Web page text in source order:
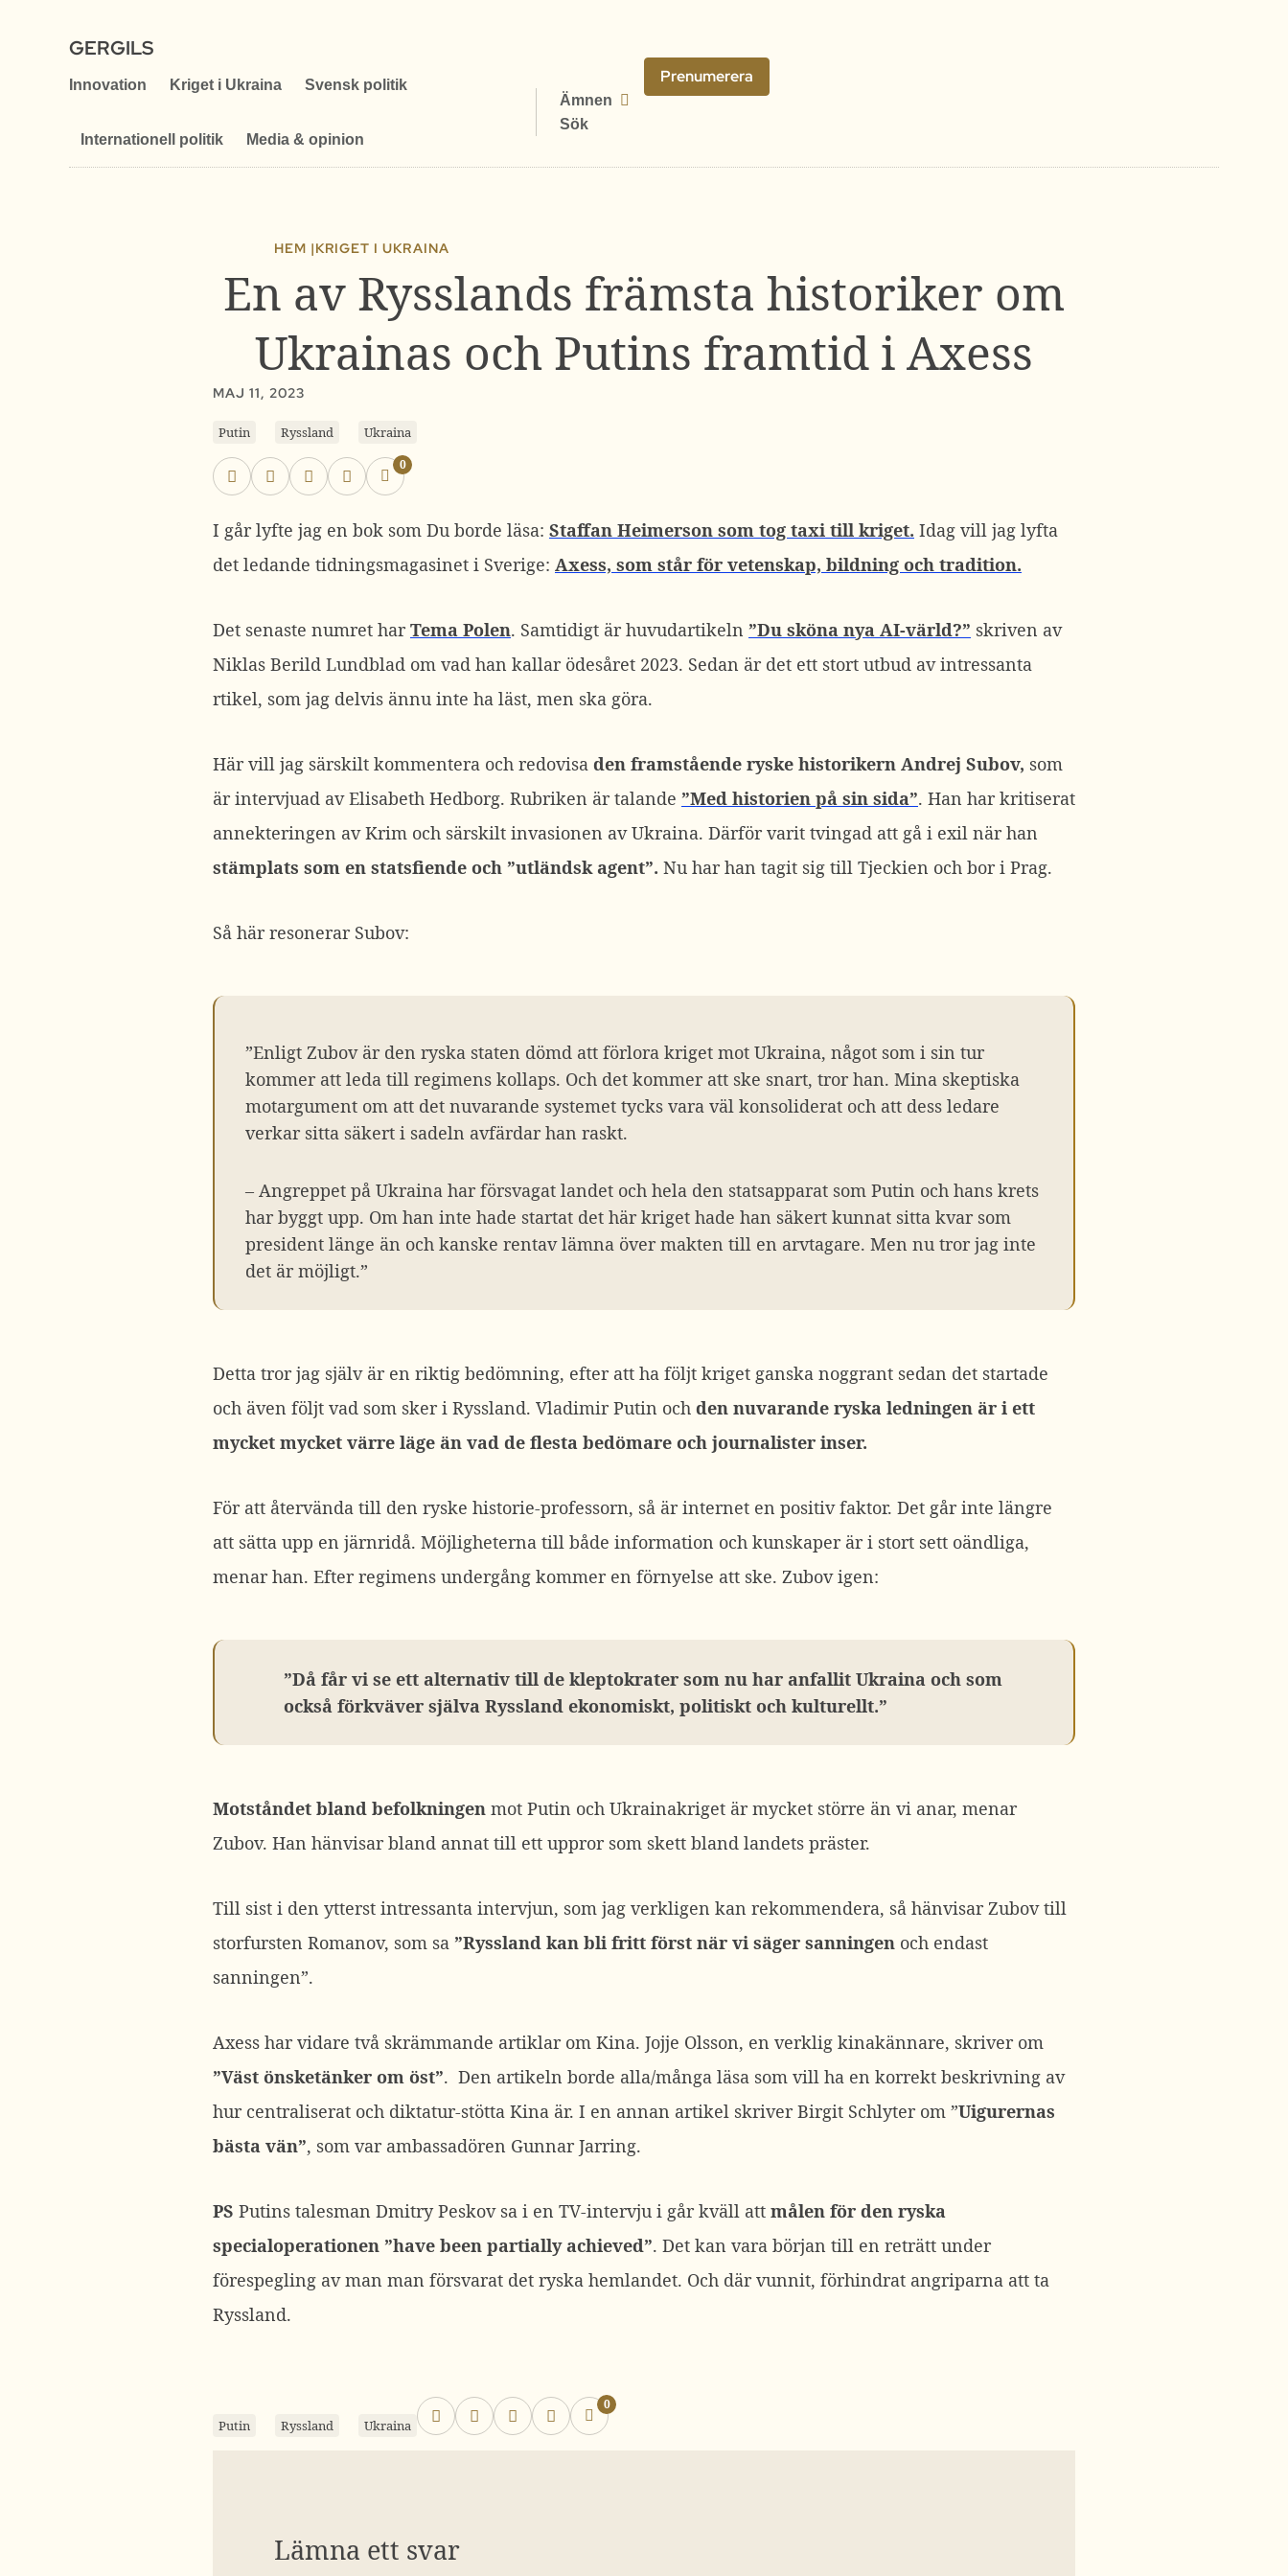
GERGILS
Innovation Kriget i Ukraina Svensk politik
Internationell politik Media & opinion
Ämnen
Sök
Prenumerera
HEM |KRIGET I UKRAINA
En av Rysslands främsta historiker om
Ukrainas och Putins framtid i Axess
MAJ 11, 2023
Putin Ryssland Ukraina
0
I går lyfte jag en bok som Du borde läsa: Staffan Heimerson som tog taxi till kriget. Idag vill jag lyfta
det ledande tidningsmagasinet i Sverige: Axess, som står för vetenskap, bildning och tradition.
Det senaste numret har Tema Polen. Samtidigt är huvudartikeln ”Du sköna nya AI-värld?” skriven av
Niklas Berild Lundblad om vad han kallar ödesåret 2023. Sedan är det ett stort utbud av intressanta
rtikel, som jag delvis ännu inte ha läst, men ska göra.
Här vill jag särskilt kommentera och redovisa den framstående ryske historikern Andrej Subov, som
är intervjuad av Elisabeth Hedborg. Rubriken är talande ”Med historien på sin sida”. Han har kritiserat
annekteringen av Krim och särskilt invasionen av Ukraina. Därför varit tvingad att gå i exil när han
stämplats som en statsfiende och ”utländsk agent”. Nu har han tagit sig till Tjeckien och bor i Prag.
Så här resonerar Subov:
”Enligt Zubov är den ryska staten dömd att förlora kriget mot Ukraina, något som i sin tur
kommer att leda till regimens kollaps. Och det kommer att ske snart, tror han. Mina skeptiska
motargument om att det nuvarande systemet tycks vara väl konsoliderat och att dess ledare
verkar sitta säkert i sadeln avfärdar han raskt.
– Angreppet på Ukraina har försvagat landet och hela den statsapparat som Putin och hans krets
har byggt upp. Om han inte hade startat det här kriget hade han säkert kunnat sitta kvar som
president länge än och kanske rentav lämna över makten till en arvtagare. Men nu tror jag inte
det är möjligt.”
Detta tror jag själv är en riktig bedömning, efter att ha följt kriget ganska noggrant sedan det startade
och även följt vad som sker i Ryssland. Vladimir Putin och den nuvarande ryska ledningen är i ett
mycket mycket värre läge än vad de flesta bedömare och journalister inser.
För att återvända till den ryske historie-professorn, så är internet en positiv faktor. Det går inte längre
att sätta upp en järnridå. Möjligheterna till både information och kunskaper är i stort sett oändliga,
menar han. Efter regimens undergång kommer en förnyelse att ske. Zubov igen:
”Då får vi se ett alternativ till de kleptokrater som nu har anfallit Ukraina och som
också förkväver själva Ryssland ekonomiskt, politiskt och kulturellt.”
Motståndet bland befolkningen mot Putin och Ukrainakriget är mycket större än vi anar, menar
Zubov. Han hänvisar bland annat till ett uppror som skett bland landets präster.
Till sist i den ytterst intressanta intervjun, som jag verkligen kan rekommendera, så hänvisar Zubov till
storfursten Romanov, som sa ”Ryssland kan bli fritt först när vi säger sanningen och endast
sanningen”.
Axess har vidare två skrämmande artiklar om Kina. Jojje Olsson, en verklig kinakännare, skriver om
”Väst önsketänker om öst”. Den artikeln borde alla/många läsa som vill ha en korrekt beskrivning av
hur centraliserat och diktatur-stötta Kina är. I en annan artikel skriver Birgit Schlyter om ”Uigurernas
bästa vän”, som var ambassadören Gunnar Jarring.
PS Putins talesman Dmitry Peskov sa i en TV-intervju i går kväll att målen för den ryska
specialoperationen ”have been partially achieved”. Det kan vara början till en reträtt under
förespegling av man man försvarat det ryska hemlandet. Och där vunnit, förhindrat angriparna att ta
Ryssland.
Putin Ryssland Ukraina
0
Lämna ett svar